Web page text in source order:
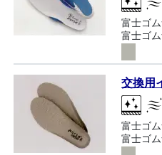
富士ゴ
富士ゴ
交換用
富士ゴ
富士ゴ